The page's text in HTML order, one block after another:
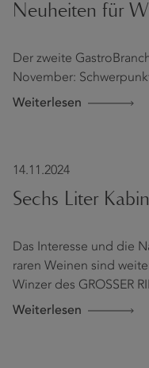
Neuheiten für
Der zweite
November:
Weiterlesen
14.11.2024
Sechs Liter
Das Interesse und die
raren Weinen sind
Winzer des GROSSER
Weiterlesen